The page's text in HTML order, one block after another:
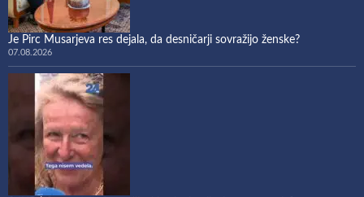
Je Pirc Musarjeva res dejala, da desničarji sovražijo ženske?
07.08.2026